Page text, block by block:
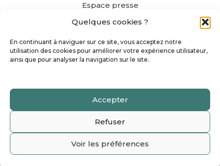
Quelques cookies ?
En continuant à naviguer sur ce site, vous acceptez notre
utilisation des cookies pour améliorer votre expérience utilisateur,
ainsi que pour analyser la navigation sur le site.
Accepter
Refuser
Voir les préférences
Espace presse
Mentions légales et CGU
Neve| Propulsé parWordPress